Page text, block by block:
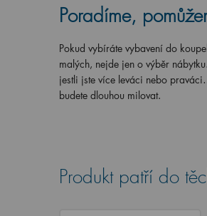
Poradíme,
Pokud vybíráte vybavení do
malých, nejde jen o výběr
jestli jste více leváci nebo
budete dlouhou milovat.
Produkt patří do